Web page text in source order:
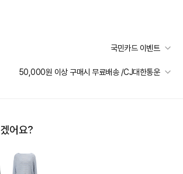
- 7,730
리] 14% 신상 상품쿠폰 - 7730
국민카드 이벤트
50,000원 이상 구매시 무료배송 /CJ대한통운
어요?